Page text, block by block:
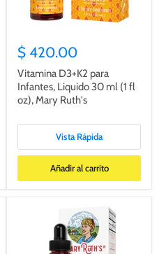
$ 420.00
Vitamina D3+K2 para
Infantes, Liquido 30 ml (1 fl
oz), Mary Ruth's
Vista Rápida
Añadir al carrito